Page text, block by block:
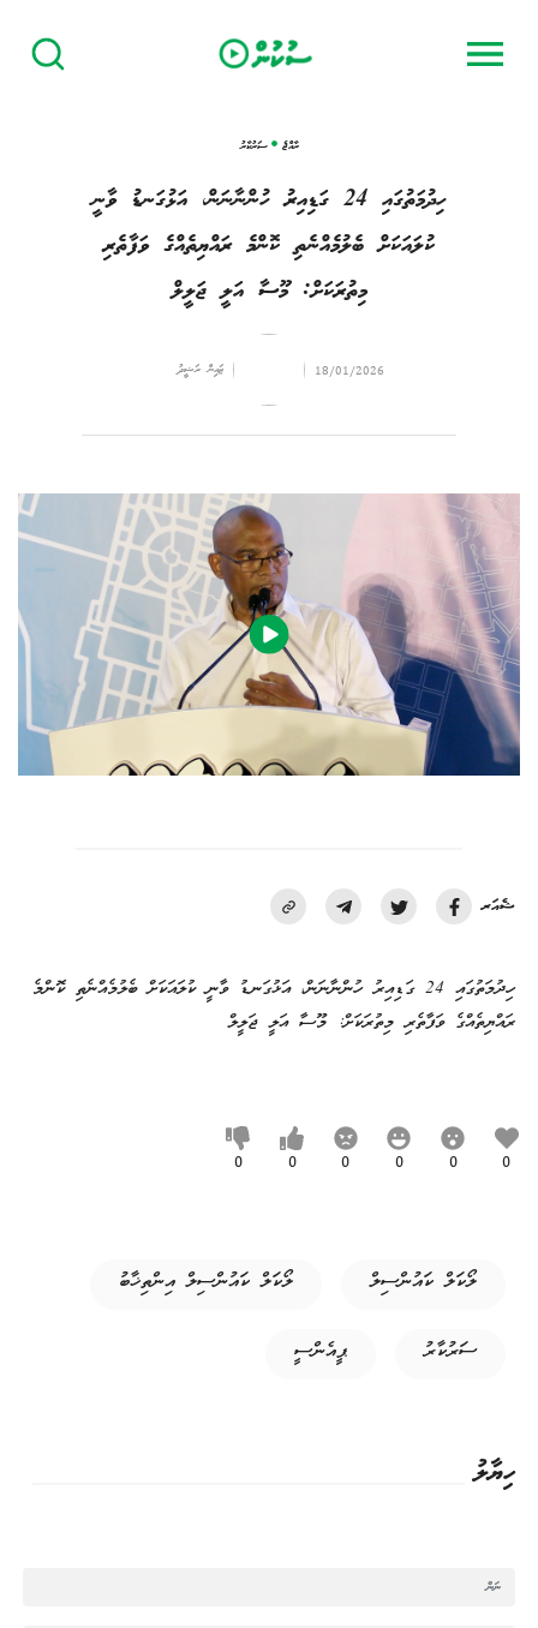
ރާއްޖެ ސަރުކާރު
ހިދުމަތުގައި 24 ގަޑިއިރު ހުންނާނަން، އަޅުގަނޑު ވާނީ
ކުލައަކަށް ބެލުމެއްނެތި ކޮންމެ ރައްޔިތެއްގެ ވަފާތެރި
މިތުރަކަށް: މޫސާ އަލީ ޖަލީލް
18/01/2026 ޒައިން ރަޝީދު
ޝެއަރ
ހިދުމަތުގައި 24 ގަޑިއިރު ހުންނާނަން، އަޅުގަނޑު ވާނީ ކުލައަކަށް ބެލުމެއްނެތި ކޮންމެ
ރައްޔިތެއްގެ ވަފާތެރި މިތުރަކަށް: މޫސާ އަލީ ޖަލީލް
0
0
0
0
0
0
ލޯކަލް ކައުންސިލް ލޯކަލް ކައުންސިލް އިންތިޚާބު
ސަރުކާރު ޕީއެންސީ
ހިޔާލު